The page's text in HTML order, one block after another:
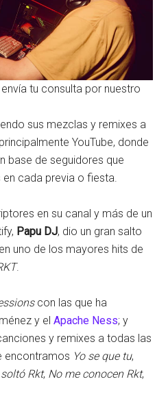
envía tu consulta por nuestro
sus mezclas y remixes a
YouTube, donde
base de seguidores que
cada previa o fiesta.
en su canal y más de un
Papu DJ, dio un gran salto
en uno de los mayores hits de
.
con las que ha
y elApache Ness; y
y remixes a todas las
encontramos Yo se que tu,
Rkt, No me conocen Rkt,